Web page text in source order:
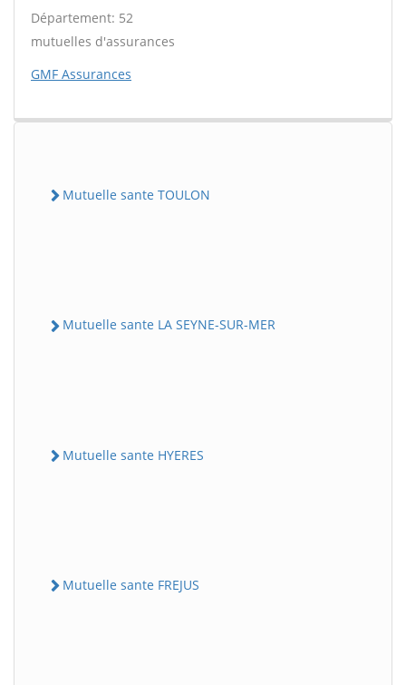
Département: 52
mutuelles d'assurances
GMF Assurances
Mutuelle sante TOULON
Mutuelle sante LA SEYNE-SUR-MER
Mutuelle sante HYERES
Mutuelle sante FREJUS